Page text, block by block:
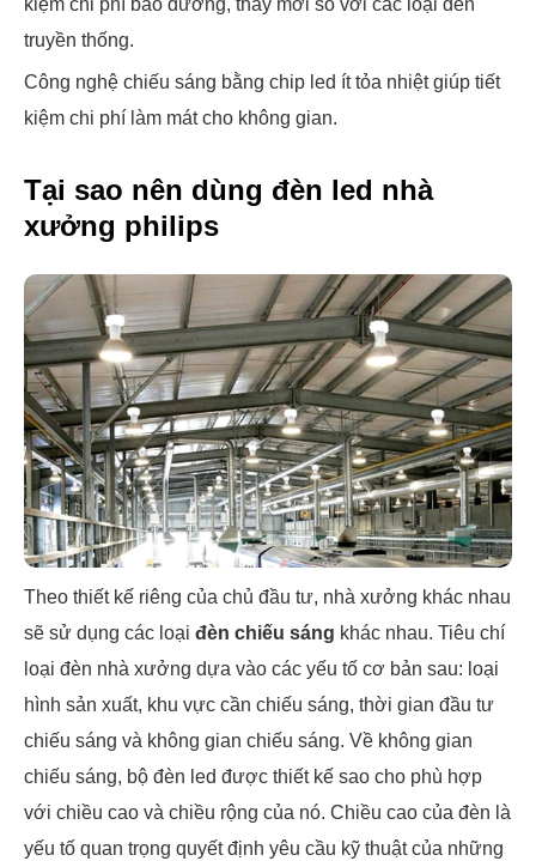
truyền thống.
Công nghệ chiếu sáng bằng chip led ít tỏa nhiệt giúp tiết
kiệm chi phí làm mát cho không gian.
Tại sao nên dùng đèn led nhà
xưởng philips
Theo thiết kế riêng của chủ đầu tư, nhà xưởng khác nhau
sẽ sử dụng các loại đèn chiếu sáng khác nhau. Tiêu chí
loại đèn nhà xưởng dựa vào các yếu tố cơ bản sau: loại
hình sản xuất, khu vực cần chiếu sáng, thời gian đầu tư
chiếu sáng và không gian chiếu sáng. Về không gian
chiếu sáng, bộ đèn led được thiết kế sao cho phù hợp
với chiều cao và chiều rộng của nó. Chiều cao của đèn là
yếu tố quan trọng quyết định yêu cầu kỹ thuật của những